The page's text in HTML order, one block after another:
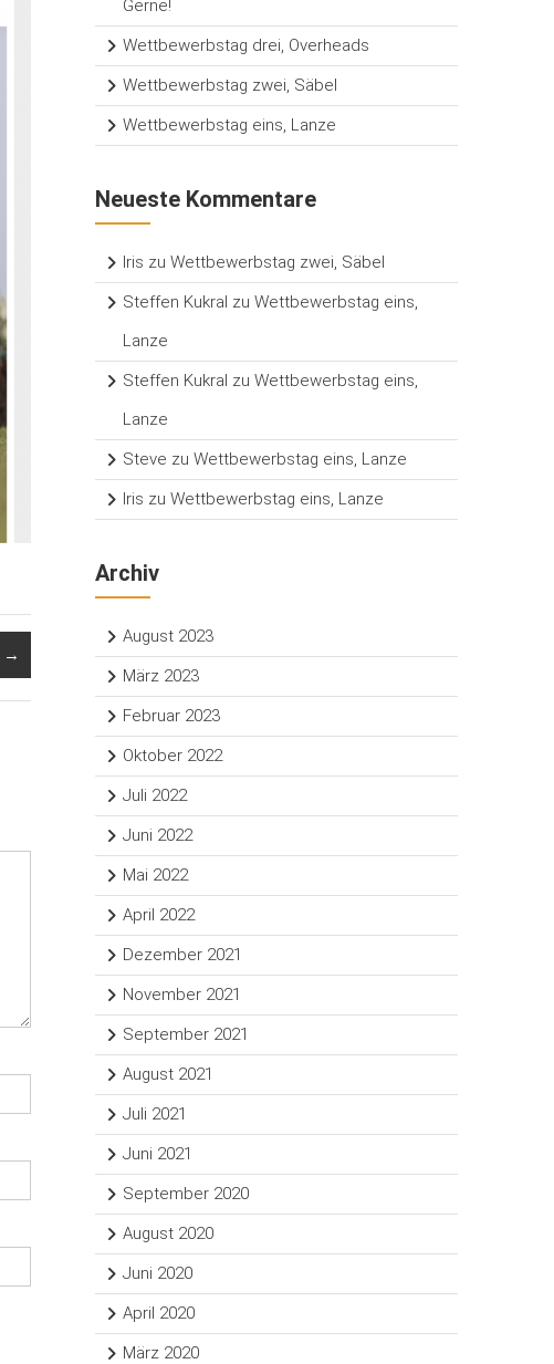
→
Gerne!
Wettbewerbstag drei, Overheads
Wettbewerbstag zwei, Säbel
Wettbewerbstag eins, Lanze
Neueste Kommentare
Iris zuWettbewerbstag zwei, Säbel
Steffen Kukral zuWettbewerbstag eins,
Lanze
Steffen Kukral zuWettbewerbstag eins,
Lanze
Steve zuWettbewerbstag eins, Lanze
Iris zuWettbewerbstag eins, Lanze
Archiv
August 2023
März 2023
Februar 2023
Oktober 2022
Juli 2022
Juni 2022
Mai 2022
April 2022
Dezember 2021
November 2021
September 2021
August 2021
Juli 2021
Juni 2021
September 2020
August 2020
Juni 2020
April 2020
März 2020